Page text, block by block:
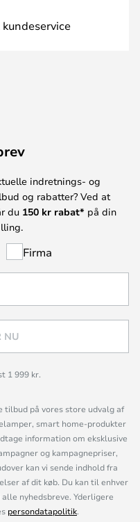
indretnings- og
og rabatter? Ved at
du 150 kr rabat* på din
Firma
NU
1 999 kr.
tilbud på vores store udvalg af
smart home-produkter
information om eksklusive
og kampagnepriser,
kan vi sende indhold fra
af dit køb. Du kan til enhver
nyhedsbreve. Yderligere
persondatapolitik.